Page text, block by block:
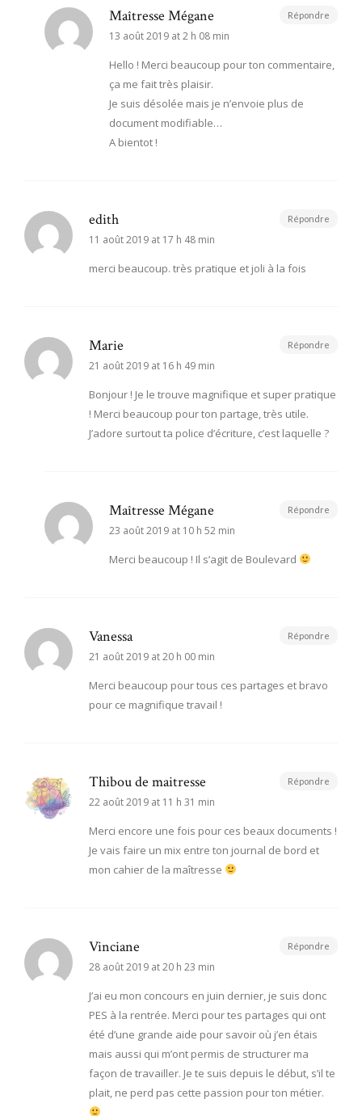
Maîtresse Mégane
13 août 2019 at 2 h 08 min
Hello ! Merci beaucoup pour ton commentaire,
ça me fait très plaisir.
Je suis désolée mais je n’envoie plus de
document modifiable…
A bientot !
Répondre
edith
11 août 2019 at 17 h 48 min
merci beaucoup. très pratique et joli à la fois
Répondre
Marie
21 août 2019 at 16 h 49 min
Bonjour ! Je le trouve magnifique et super pratique
! Merci beaucoup pour ton partage, très utile.
J’adore surtout ta police d’écriture, c’est laquelle ?
Répondre
Maîtresse Mégane
23 août 2019 at 10 h 52 min
Merci beaucoup ! Il s’agit de Boulevard
Répondre
Vanessa
21 août 2019 at 20 h 00 min
Merci beaucoup pour tous ces partages et bravo
pour ce magnifique travail !
Répondre
Thibou de maitresse
22 août 2019 at 11 h 31 min
Merci encore une fois pour ces beaux documents !
Je vais faire un mix entre ton journal de bord et
mon cahier de la maîtresse
Répondre
Vinciane
28 août 2019 at 20 h 23 min
J’ai eu mon concours en juin dernier, je suis donc
PES à la rentrée. Merci pour tes partages qui ont
été d’une grande aide pour savoir où j’en étais
mais aussi qui m’ont permis de structurer ma
façon de travailler. Je te suis depuis le début, s’il te
plait, ne perd pas cette passion pour ton métier.
Répondre